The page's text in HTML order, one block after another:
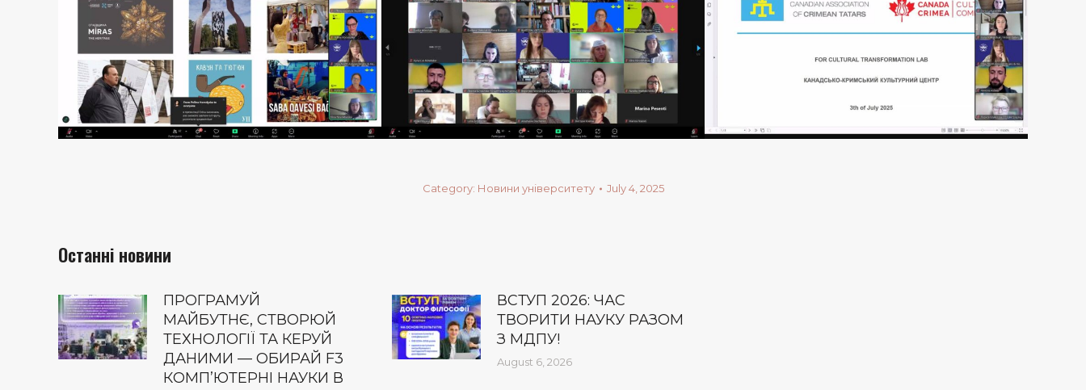
Category: Новини університету July 4, 2025
Останні новини
ПРОГРАМУЙ
МАЙБУТНЄ, СТВОРЮЙ
ТЕХНОЛОГІЇ ТА КЕРУЙ
ДАНИМИ — ОБИРАЙ F3
КОМП’ЮТЕРНІ НАУКИ В
ВСТУП 2026: ЧАС
ТВОРИТИ НАУКУ РАЗОМ
З МДПУ!
August 6, 2026